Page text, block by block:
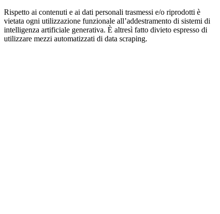
Rispetto ai contenuti e ai dati personali trasmessi e/o riprodotti è
vietata ogni utilizzazione funzionale all’addestramento di sistemi di
intelligenza artificiale generativa. È altresì fatto divieto espresso di
utilizzare mezzi automatizzati di data scraping.